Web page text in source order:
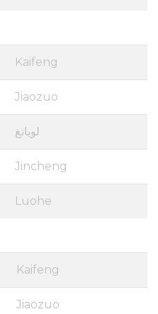
Kaifeng
Jiaozuo
لويانغ
Jincheng
Luohe
Kaifeng
Jiaozuo